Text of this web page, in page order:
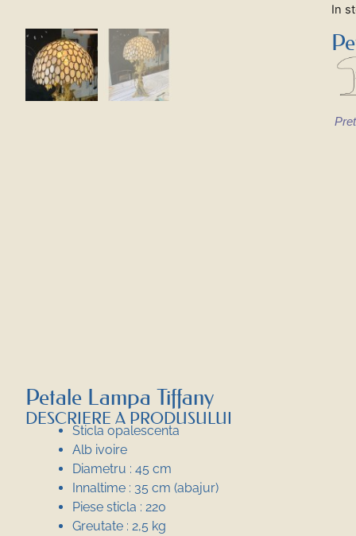
In
Petale Lampa Tiffany
DESCRIERE A PRODUSULUI
Sticla opalescenta
Alb ivoire
Diametru : 45 cm
Innaltime : 35 cm (abajur)
Piese sticla : 220
Greutate : 2,5 kg